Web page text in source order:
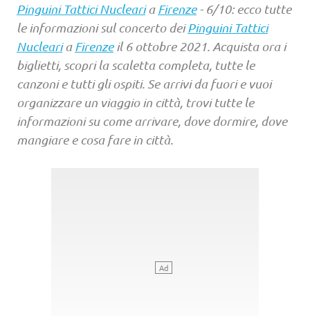
Pinguini Tattici NucleariaFirenze- 6/10: ecco tutte
le informazioni sul concerto deiPinguini Tattici
NucleariaFirenzeil 6 ottobre 2021. Acquista ora i
biglietti, scopri la scaletta completa, tutte le
canzoni e tutti gli ospiti. Se arrivi da fuori e vuoi
organizzare un viaggio in città, trovi tutte le
informazioni su come arrivare, dove dormire, dove
mangiare e cosa fare in città.